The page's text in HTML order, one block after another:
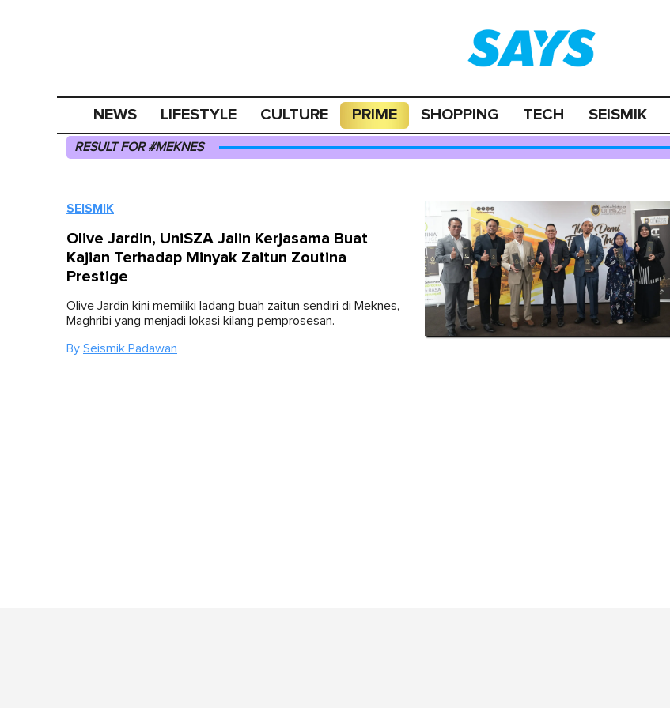
NEWS LIFESTYLE CULTURE PRIME SHOPPING TECH SEISMIK
RESULT FOR #MEKNES
SEISMIK
Olive Jardin, UniSZA Jalin Kerjasama Buat
Kajian Terhadap Minyak Zaitun Zoutina
Prestige
Olive Jardin kini memiliki ladang buah zaitun sendiri di ­Meknes,
Maghribi yang menjadi lokasi kilang pemprosesan.
By Seismik Padawan